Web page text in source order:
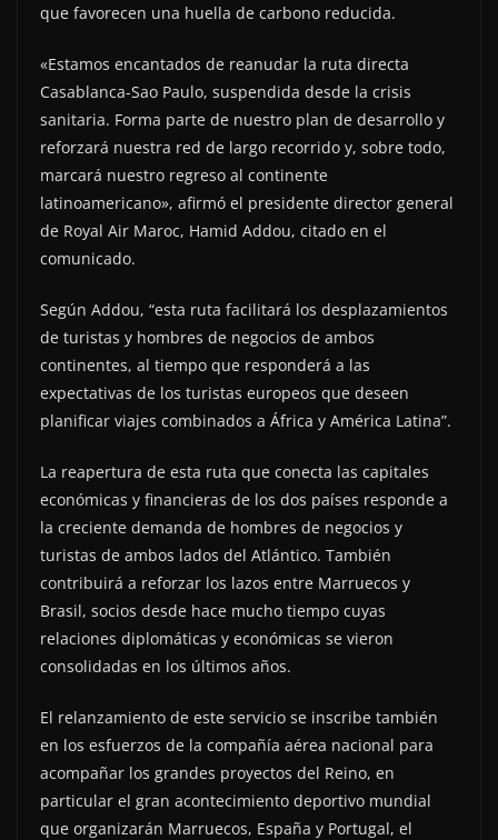
que favorecen una huella de carbono reducida.
«Estamos encantados de reanudar la ruta directa
Casablanca-Sao Paulo, suspendida desde la crisis
sanitaria. Forma parte de nuestro plan de desarrollo y
reforzará nuestra red de largo recorrido y, sobre todo,
marcará nuestro regreso al continente
latinoamericano», afirmó el presidente director general
de Royal Air Maroc, Hamid Addou, citado en el
comunicado.
Según Addou, “esta ruta facilitará los desplazamientos
de turistas y hombres de negocios de ambos
continentes, al tiempo que responderá a las
expectativas de los turistas europeos que deseen
planificar viajes combinados a África y América Latina”.
La reapertura de esta ruta que conecta las capitales
económicas y financieras de los dos países responde a
la creciente demanda de hombres de negocios y
turistas de ambos lados del Atlántico. También
contribuirá a reforzar los lazos entre Marruecos y
Brasil, socios desde hace mucho tiempo cuyas
relaciones diplomáticas y económicas se vieron
consolidadas en los últimos años.
El relanzamiento de este servicio se inscribe también
en los esfuerzos de la compañía aérea nacional para
acompañar los grandes proyectos del Reino, en
particular el gran acontecimiento deportivo mundial
que organizarán Marruecos, España y Portugal, el